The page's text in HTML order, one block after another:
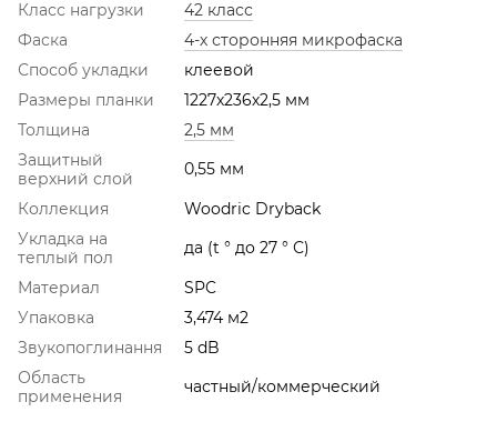
Класс нагрузки
42 класс
Фаска
4-х сторонняя микрофаска
Способ укладки
клеевой
Размеры планки
1227х236х2,5 мм
Толщина
2,5 мм
Защитный
верхний слой
0,55 мм
Коллекция
Woodric Dryback
Укладка на
теплый пол
да (t ° до 27 ° С)
Материал
SPC
Упаковка
3,474 м2
Звукопоглинання
5 dB
Область
применения
частный/коммерческий